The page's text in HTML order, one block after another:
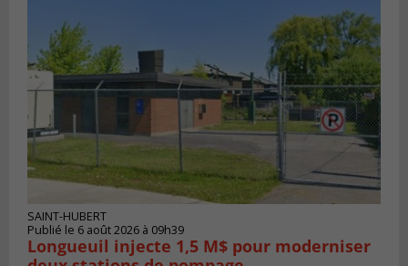
SAINT-HUBERT
Publié le 6 août 2026 à 09h39
Longueuil injecte 1,5 M$ pour moderniser